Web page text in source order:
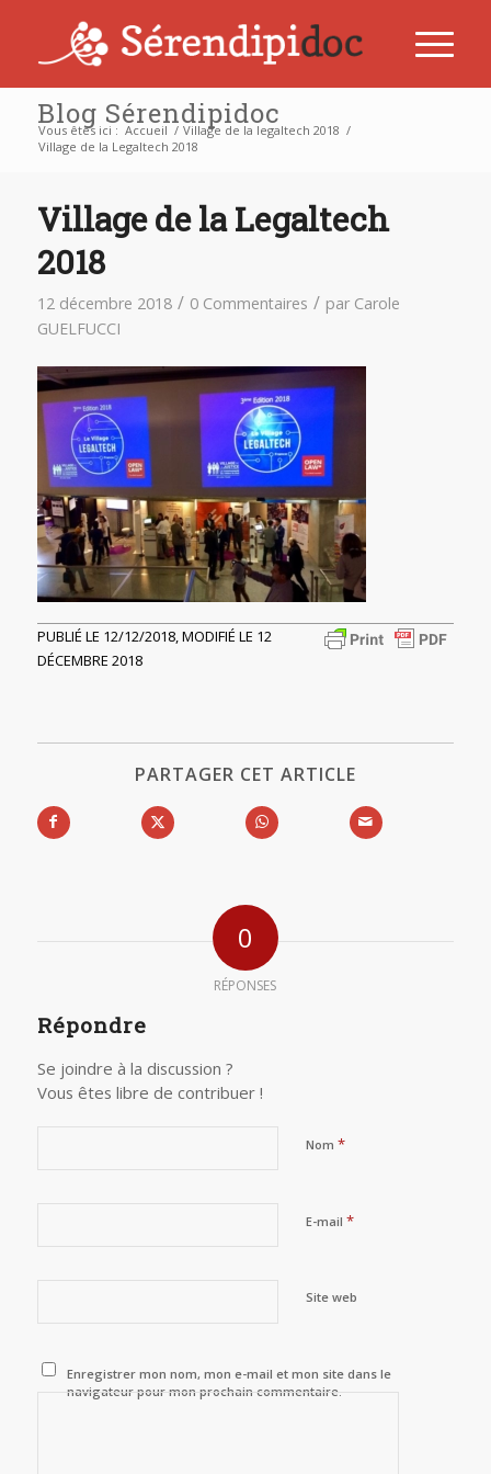
Blog Sérendipidoc
Vous êtes ici : Accueil / Village de la legaltech 2018 /
Village de la Legaltech 2018
Village de la Legaltech
2018
12 décembre 2018 / 0 Commentaires / par Carole
GUELFUCCI
PUBLIÉ LE 12/12/2018, MODIFIÉ LE 12
DÉCEMBRE 2018
PARTAGER CET ARTICLE
0
RÉPONSES
Répondre
Se joindre à la discussion ?
Vous êtes libre de contribuer !
Nom *
E-mail *
Site web
Enregistrer mon nom, mon e-mail et mon site dans le
navigateur pour mon prochain commentaire.